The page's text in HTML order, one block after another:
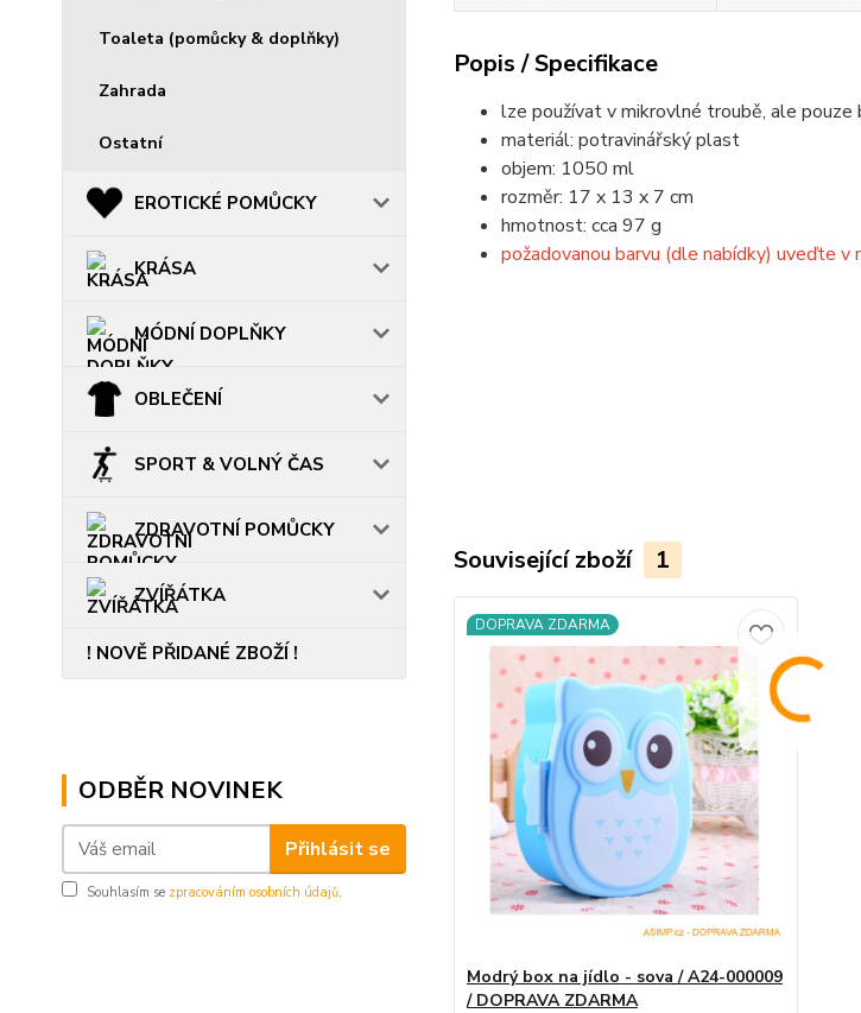
Toaleta (pomůcky & doplňky)
Zahrada
Ostatní
EROTICKÉ POMŮCKY
KRÁSA
MÓDNÍ DOPLŇKY
OBLEČENÍ
SPORT & VOLNÝ ČAS
ZDRAVOTNÍ POMŮCKY
ZVÍŘÁTKA
! NOVĚ PŘIDANÉ ZBOŽÍ !
ODBĚR NOVINEK
Přihlásit se
Souhlasím se zpracováním osobních údajů.
Popis / Specifikace
lze používat v mikrovlné troubě, ale pouze
materiál: potravinářský plast
objem: 1050 ml
rozměr: 17 x 13 x 7 cm
hmotnost: cca 97 g
požadovanou barvu (dle nabídky) uveďte v
Související zboží 1
DOPRAVA ZDARMA
Modrý box na jídlo - sova / A24-000009
/ DOPRAVA ZDARMA